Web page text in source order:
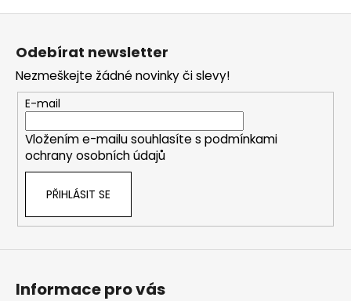
Odebírat newsletter
Nezmeškejte žádné novinky či slevy!
E-mail
Vložením e-mailu souhlasíte s podmínkami
ochrany osobních údajů
PŘIHLÁSIT SE
Informace pro vás